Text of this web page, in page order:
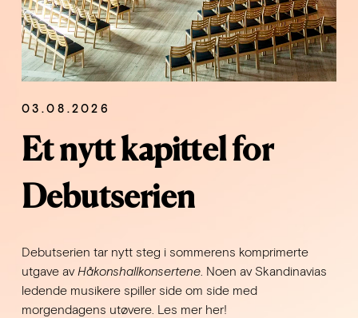
03.08.2026
Et nytt kapittel for
Debutserien
Debutserien tar nytt steg i sommerens komprimerte
utgave av Håkonshallkonsertene. Noen av Skandinavias
ledende musikere spiller side om side med
morgendagens utøvere. Les mer her!